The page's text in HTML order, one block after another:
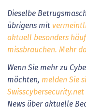
Dieselbe
übrigens mit
aktuell besonders
missbrauchen. Mehr
Wenn Sie mehr zu
möchten, melden Sie
Swisscybersecurity.net
News über aktuelle